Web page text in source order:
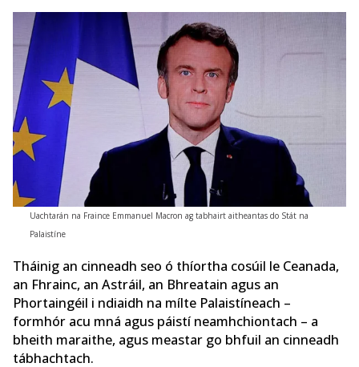
Uachtarán na Fraince Emmanuel Macron ag tabhairt aitheantas do Stát na
Palaistíne
Tháinig an cinneadh seo ó thíortha cosúil le Ceanada,
an Fhrainc, an Astráil, an Bhreatain agus an
Phortaingéil i ndiaidh na mílte Palaistíneach –
formhór acu mná agus páistí neamhchiontach – a
bheith maraithe, agus meastar go bhfuil an cinneadh
tábhachtach.